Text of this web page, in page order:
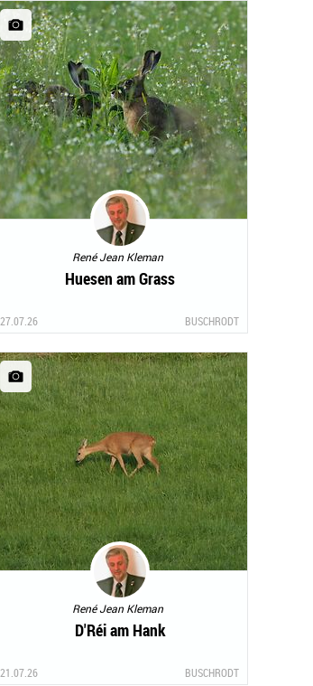
René Jean Kleman
Huesen am Grass
27.07.26 BUSCHRODT
René Jean Kleman
D'Réi am Hank
21.07.26 BUSCHRODT